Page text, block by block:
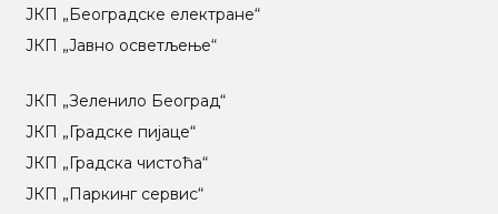
ЈКП „Београдске електране“
ЈКП „Јавно осветљење“
ЈКП „Зеленило Београд“
ЈКП „Градске пијаце“
ЈКП „Градска чистоћа“
ЈКП „Паркинг сервис“